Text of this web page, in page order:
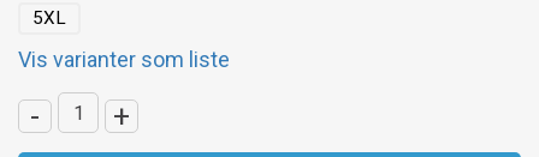
5XL
Vis varianter som liste
- +